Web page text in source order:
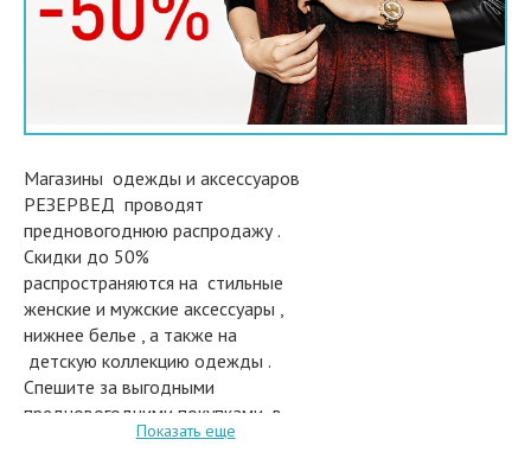
Магазины одежды и аксессуаров
РЕЗЕРВЕД проводят
предновогоднюю распродажу .
Скидки до 50%
распространяются на стильные
женские и мужские аксессуары ,
нижнее белье , а также на
детскую коллекцию одежды .
Спешите за выгодными
предновогодними покупками в
магазины РЕЗЕРВЕД .
Показать еще